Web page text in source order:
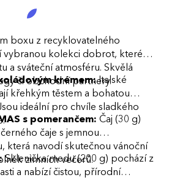
boxu z recyklovatelného
kolekci dobrot, které
a sváteční atmosféru. Skvělá
či obchodní partnery.
krémem:Italské
křehkým těstem a bohatou
ideální pro chvíle sladkého
s pomerančem: Čaj (30 g)
čaje s jemnou
která navodí skutečnou vánoční
zimních večerů.
Sklenička medu (200 g) pochází z
a nabízí čistou, přírodní